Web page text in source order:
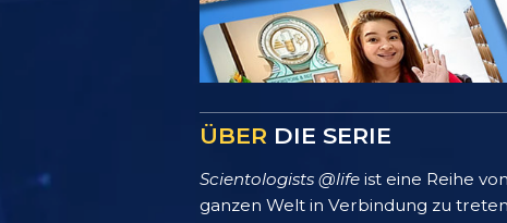
ÜBER DIE SERIE
Scientologists @life ist eine Reihe
ganzen Welt in Verbindung zu